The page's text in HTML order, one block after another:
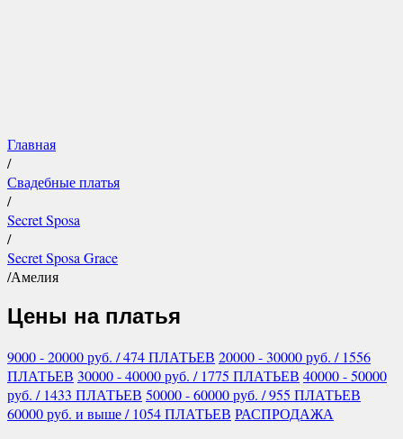
Главная
/
Свадебные платья
/
Secret Sposa
/
Secret Sposa Grace
/Амелия
Цены на платья
9000 - 20000руб. / 474 ПЛАТЬЕВ 20000 - 30000руб. / 1556
ПЛАТЬЕВ 30000 - 40000руб. / 1775 ПЛАТЬЕВ 40000 - 50000
руб. / 1433 ПЛАТЬЕВ 50000 - 60000руб. / 955 ПЛАТЬЕВ
60000руб. и выше/ 1054 ПЛАТЬЕВ РАСПРОДАЖА